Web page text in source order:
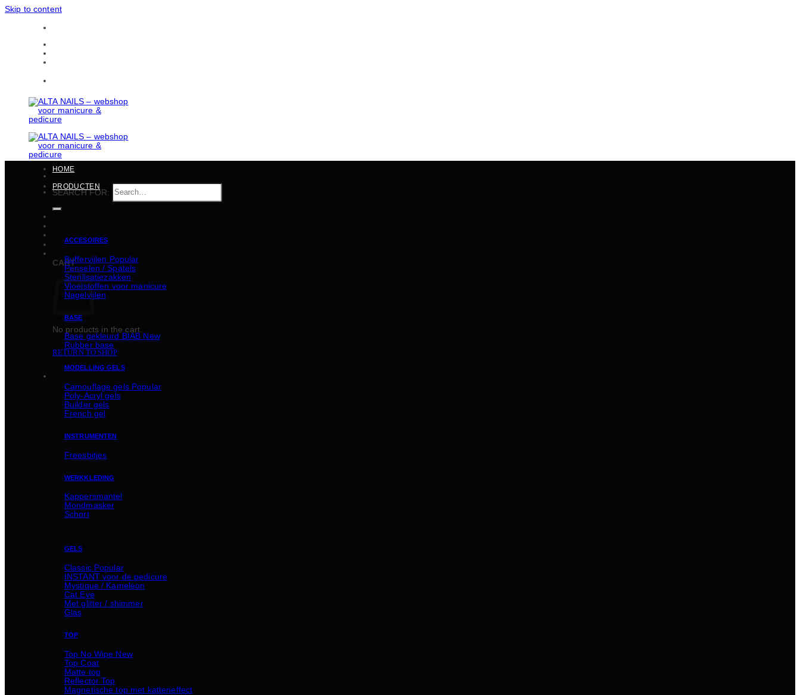
Skip to content
SEARCH FOR:
CART
No products in the cart.
RETURN TO SHOP
HOME
PRODUCTEN
ACCESOIRES
Buffervijlen
Penselen / Spatels
Sterilisatiezakken
Vloeistoffen voor manicure
Nagelvijlen
BASE
Basе gekleurd BIAB
Rubber basе
MODELLING GELS
Camouflage gels
Poly-Acryl gels
Builder gels
French gel
INSTRUMENTEN
Freesbitjes
WERKKLEDING
Kappersmantel
Mondmasker
Schort
GELS
Classic
INSTANT voor de pedicure
Mystique / Kameleon
Cat Eye
Met glitter / shimmer
Glas
TOP
Top No Wipe
Top Coat
Matte top
Reflector Top
Magnetische top met katteneffect